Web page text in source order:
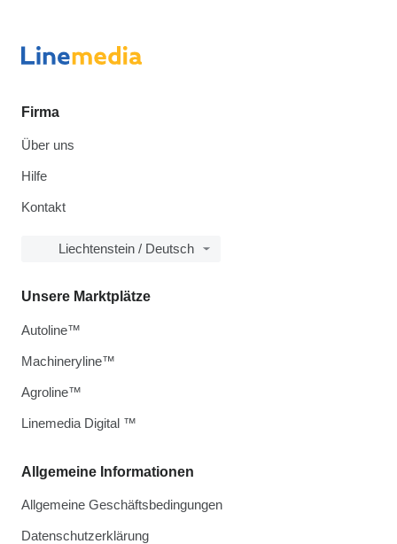
Firma
Über uns
Hilfe
Kontakt
Liechtenstein / Deutsch
Allgemeine Informationen
Allgemeine Geschäftsbedingungen
Datenschutzerklärung
Unsere Marktplätze
Autoline™
Machineryline™
Agroline™
Linemedia Digital ™